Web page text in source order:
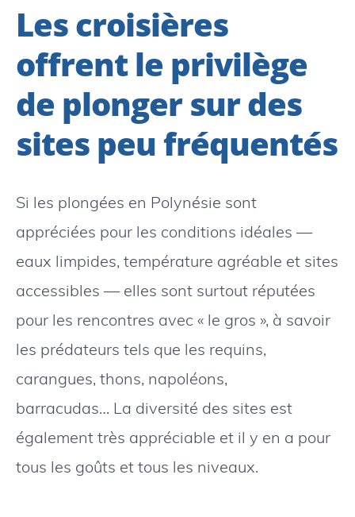
Les croisières
offrent le privilège
de plonger sur des
sites peu fréquentés
Si les plongées en Polynésie sont
appréciées pour les conditions idéales —
eaux limpides, température agréable et sites
accessibles — elles sont surtout réputées
pour les rencontres avec « le gros », à savoir
les prédateurs tels que les requins,
carangues, thons, napoléons,
barracudas… La diversité des sites est
également très appréciable et il y en a pour
tous les goûts et tous les niveaux.